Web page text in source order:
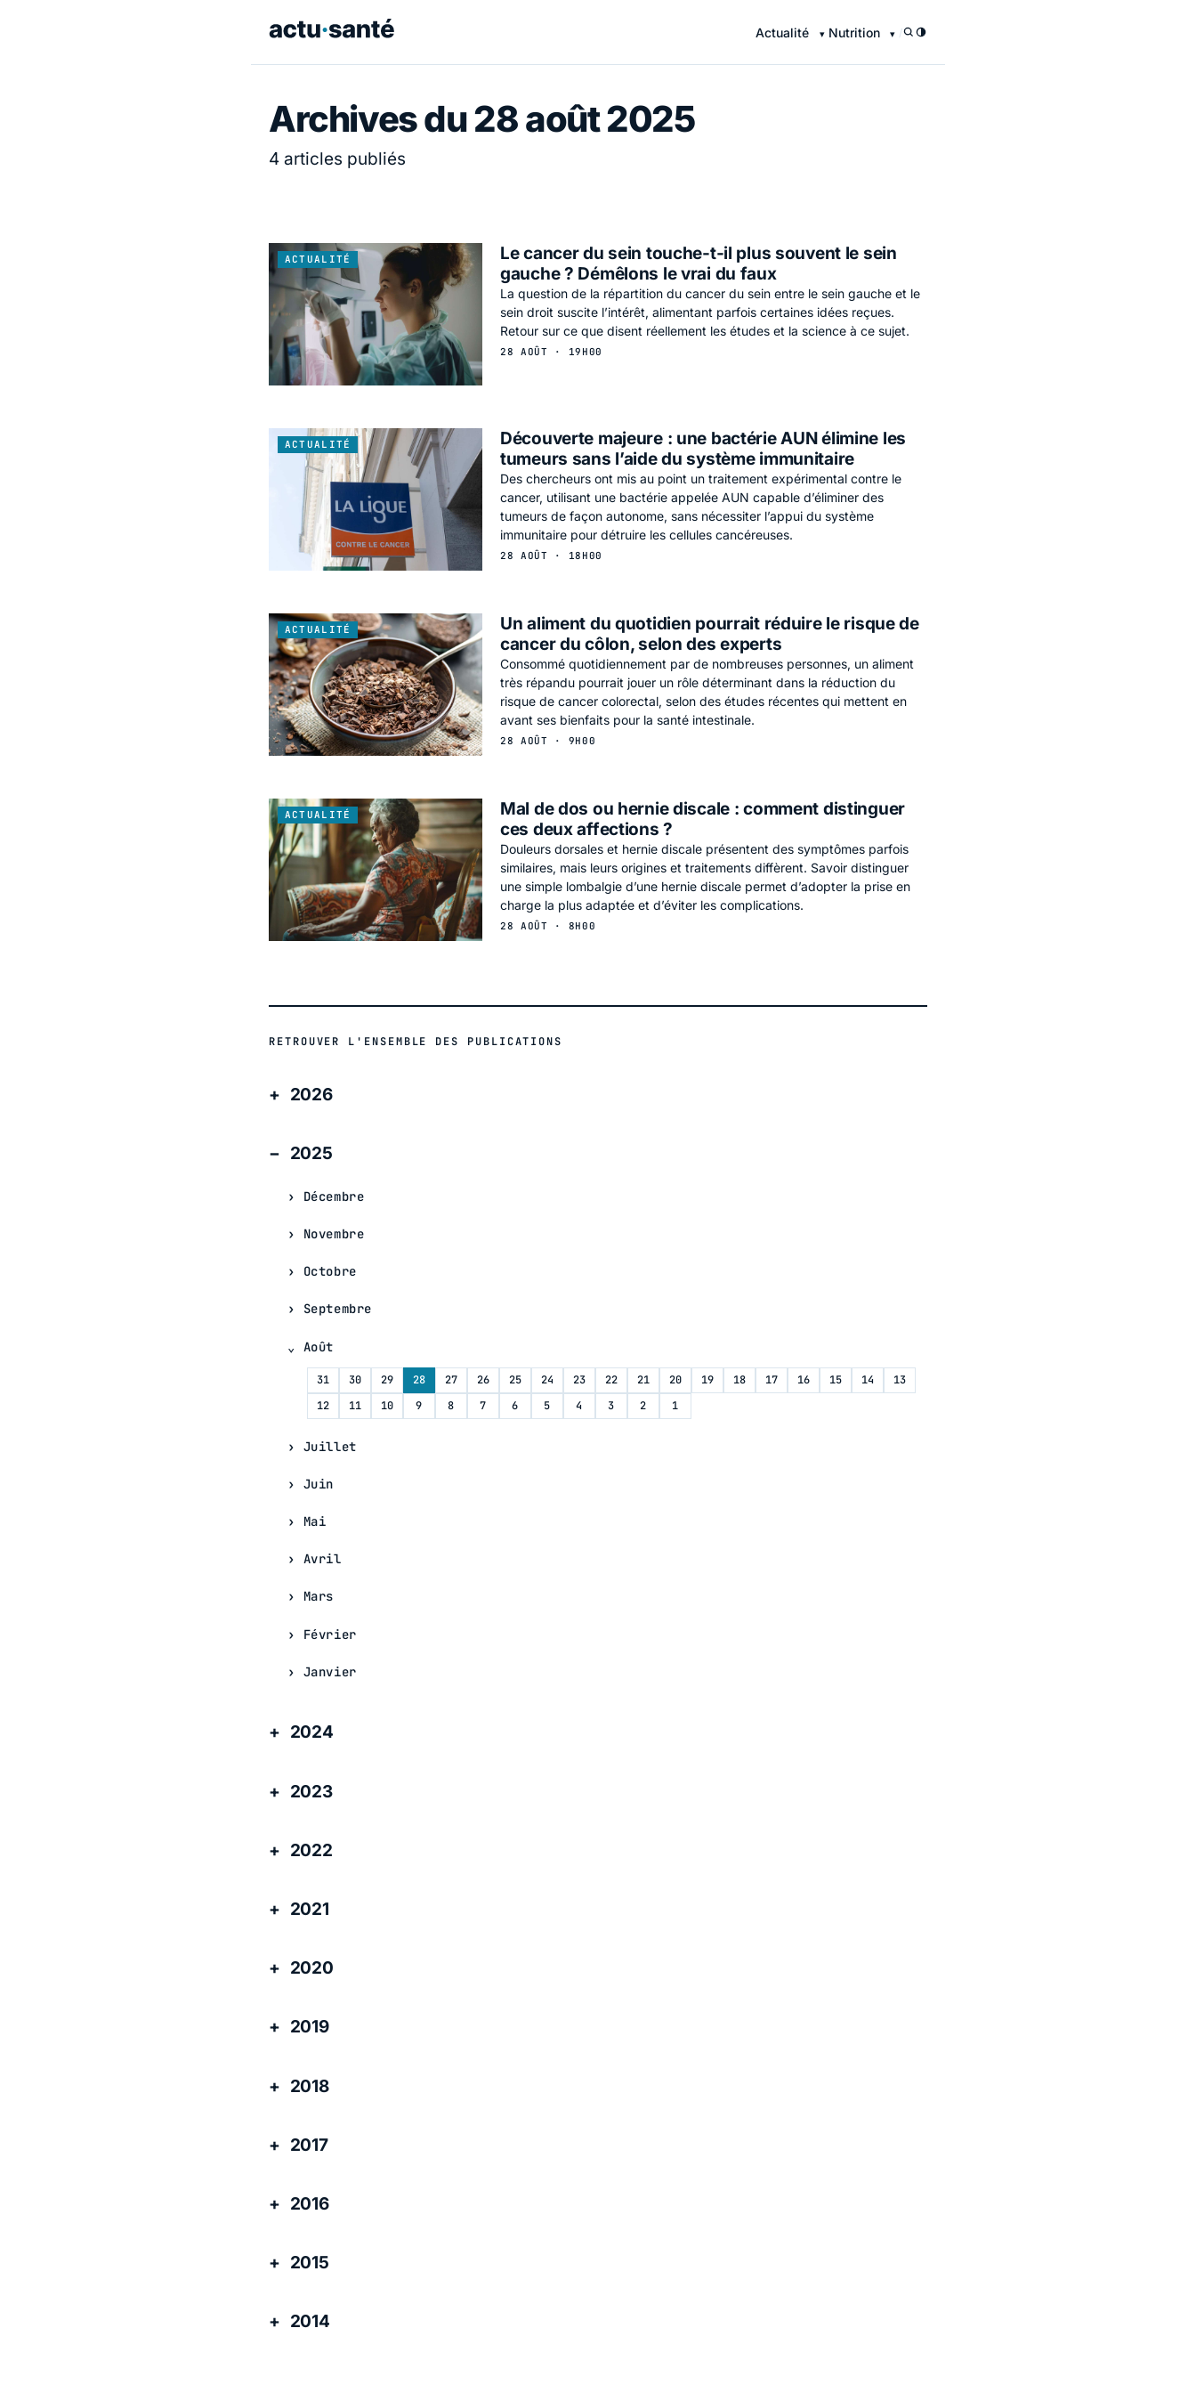
Actualité Nutrition /
Archives du 28 août 2025
4 articles publiés
ACTUALITÉ
Le cancer du sein touche-t-il plus souvent le sein
gauche ? Démêlons le vrai du faux
La question de la répartition du cancer du sein entre le sein gauche et le
sein droit suscite l’intérêt, alimentant parfois certaines idées reçues.
Retour sur ce que disent réellement les études et la science à ce sujet.
28 AOÛT · 19H00
ACTUALITÉ
Découverte majeure : une bactérie AUN élimine les
tumeurs sans l’aide du système immunitaire
Des chercheurs ont mis au point un traitement expérimental contre le
cancer, utilisant une bactérie appelée AUN capable d’éliminer des
tumeurs de façon autonome, sans nécessiter l’appui du système
immunitaire pour détruire les cellules cancéreuses.
28 AOÛT · 18H00
ACTUALITÉ
Un aliment du quotidien pourrait réduire le risque de
cancer du côlon, selon des experts
Consommé quotidiennement par de nombreuses personnes, un aliment
très répandu pourrait jouer un rôle déterminant dans la réduction du
risque de cancer colorectal, selon des études récentes qui mettent en
avant ses bienfaits pour la santé intestinale.
28 AOÛT · 9H00
ACTUALITÉ
Mal de dos ou hernie discale : comment distinguer
ces deux affections ?
Douleurs dorsales et hernie discale présentent des symptômes parfois
similaires, mais leurs origines et traitements diffèrent. Savoir distinguer
une simple lombalgie d’une hernie discale permet d’adopter la prise en
charge la plus adaptée et d’éviter les complications.
28 AOÛT · 8H00
RETROUVER L'ENSEMBLE DES PUBLICATIONS
2026
2025
Décembre
Novembre
Octobre
Septembre
Août
31 30 29 28 27 26 25 24 23 22 21 20 19 18 17 16 15 14
13
12
11 10 9 8 7 6 5 4 3 2 1
Juillet
Juin
Mai
Avril
Mars
Février
Janvier
2024
2023
2022
2021
2020
2019
2018
2017
2016
2015
2014